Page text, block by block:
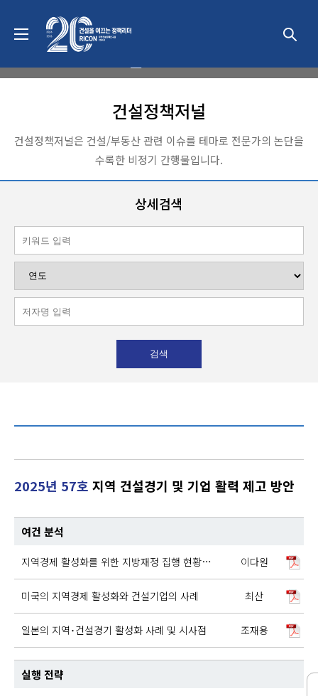
건설정책저널
건설정책저널은 건설/부동산 관련 이슈를 테마로 전문가의 논단을
수록한 비정기 간행물입니다.
상세검색
2025년 57호 지역 건설경기 및 기업 활력 제고 방안
여건 분석
지역경제 활성화를 위한 지방재정 집행 현황 점검 - 건설산업 부문 - 이다원
미국의 지역경제 활성화와 건설기업의 사례 최산
일본의 지역･건설경기 활성화 사례 및 시사점 조재용
실행 전략